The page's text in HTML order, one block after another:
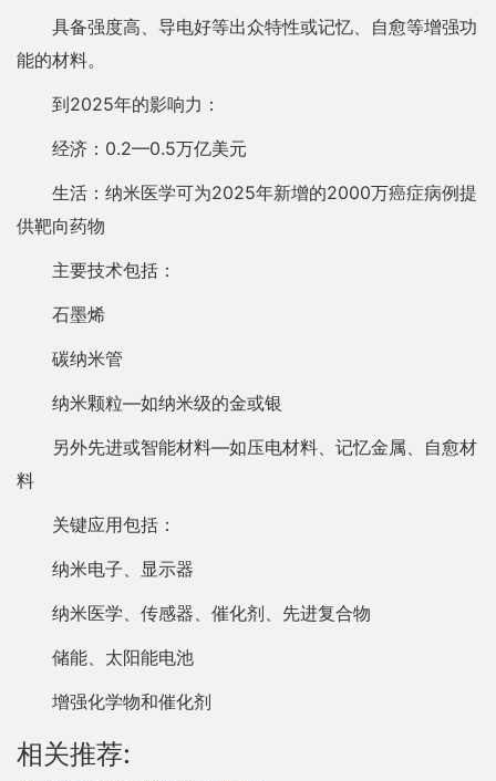
具备强度高、导电好等出众特性或记忆、自愈等增强功
能的材料。
到2025年的影响力：
经济：0.2—0.5万亿美元
生活：纳米医学可为2025年新增的2000万癌症病例提
供靶向药物
主要技术包括：
石墨烯
碳纳米管
纳米颗粒—如纳米级的金或银
另外先进或智能材料—如压电材料、记忆金属、自愈材
料
关键应用包括：
纳米电子、显示器
纳米医学、传感器、催化剂、先进复合物
储能、太阳能电池
增强化学物和催化剂
相关推荐: